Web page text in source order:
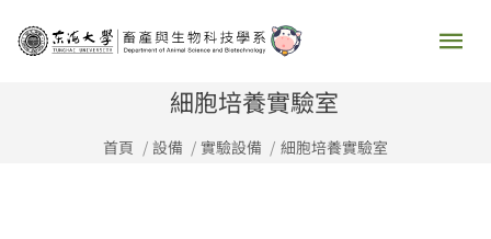
主
細胞培養實驗室
首頁 設備 實驗設備 細胞培養實驗室